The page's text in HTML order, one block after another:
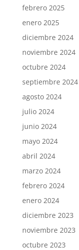
febrero 2025
enero 2025
diciembre 2024
noviembre 2024
octubre 2024
septiembre 2024
agosto 2024
julio 2024
junio 2024
mayo 2024
abril 2024
marzo 2024
febrero 2024
enero 2024
diciembre 2023
noviembre 2023
octubre 2023